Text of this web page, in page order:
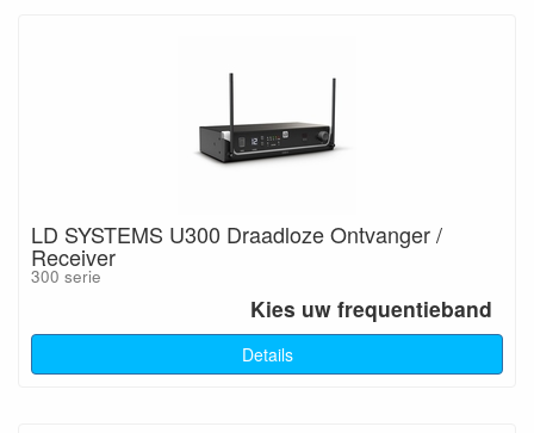
LD SYSTEMS U300 Draadloze Ontvanger /
Receiver
300 serie
Kies uw frequentieband
Details